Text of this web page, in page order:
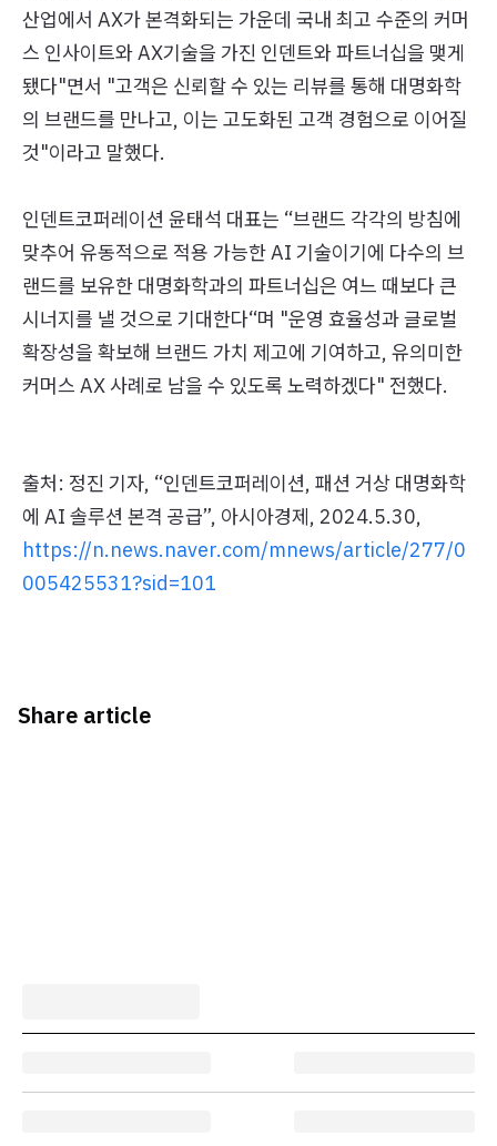
산업에서 AX가 본격화되는 가운데 국내 최고 수준의 커머
스 인사이트와 AX기술을 가진 인덴트와 파트너십을 맺게
됐다"면서 "고객은 신뢰할 수 있는 리뷰를 통해 대명화학
의 브랜드를 만나고, 이는 고도화된 고객 경험으로 이어질
것"이라고 말했다.
인덴트코퍼레이션 윤태석 대표는 “브랜드 각각의 방침에
맞추어 유동적으로 적용 가능한 AI 기술이기에 다수의 브
랜드를 보유한 대명화학과의 파트너십은 여느 때보다 큰
시너지를 낼 것으로 기대한다“며 "운영 효율성과 글로벌
확장성을 확보해 브랜드 가치 제고에 기여하고, 유의미한
커머스 AX 사례로 남을 수 있도록 노력하겠다" 전했다.
출처: 정진 기자, “인덴트코퍼레이션, 패션 거상 대명화학
에 AI 솔루션 본격 공급”, 아시아경제, 2024.5.30,
https://n.news.naver.com/mnews/article/277/0
005425531?sid=101
Share article